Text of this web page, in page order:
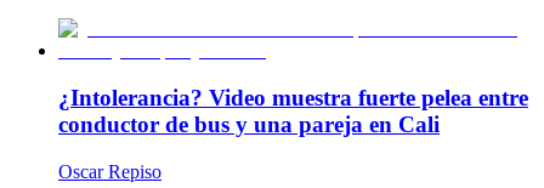
¿Intolerancia? Video muestra fuerte pelea entre
conductor de bus y una pareja en Cali
Oscar Repiso